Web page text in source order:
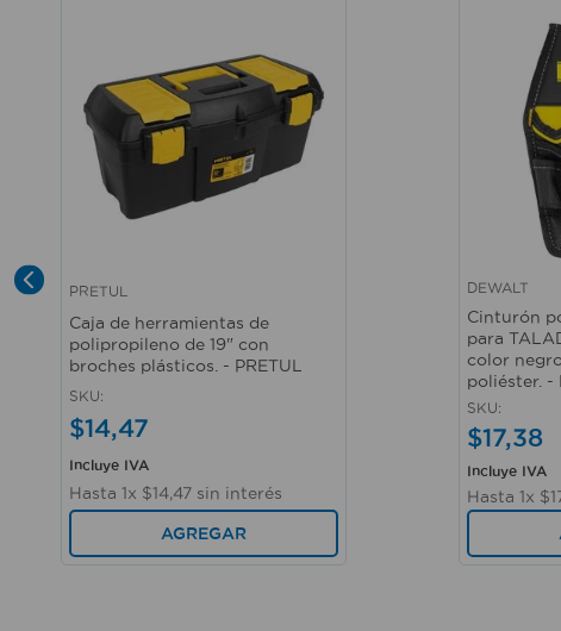
Vista rápida
PRETUL
Caja de herramientas de
polipropileno de 19" con
broches plásticos. - PRETUL
SKU:
$14,47
Incluye IVA
Hasta 1x $14,47 sin interés
AGREGAR
DEWALT
Cinturón
para
color
poliéster. -
SKU:
$17,38
Incluye IVA
Hasta 1x $